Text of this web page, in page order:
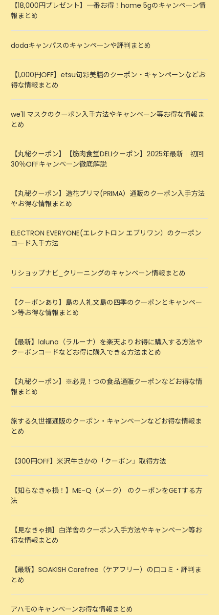
【18,000円プレゼント】一番お得！home 5gのキャンペーン情
報まとめ
dodaキャンパスのキャンペーンや評判まとめ
【1,000円OFF】etsu旬彩美膳のクーポン・キャンペーンなどお
得な情報まとめ
we'll マスクのクーポン入手方法やキャンペーン等お得な情報ま
とめ
【丸秘クーポン】【筋肉食堂DELIクーポン】2025年最新｜初回
30％OFFキャンペーン徹底解説
【丸秘クーポン】造花プリマ(PRIMA）通販のクーポン入手方法
やお得な情報まとめ
ELECTRON EVERYONE(エレクトロン エブリワン）のクーポン
コード入手方法
リショップナビ_クリーニングのキャンペーン情報まとめ
【クーポンあり】島の人礼文島の四季のクーポンとキャンペー
ン等お得な情報まとめ
【最新】laluna（ラルーナ）を楽天よりお得に購入する方法や
クーポンコードなどお得に購入できる方法まとめ
【丸秘クーポン】※必見！つの食品通販クーポンなどお得な情
報まとめ
旅する久世福通販のクーポン・キャンペーンなどお得な情報ま
とめ
【300円OFF】米沢牛さかの「クーポン」取得方法
【知らなきゃ損！】ME-Q（メーク） のクーポンをGETする方
法
【見なきゃ損】白洋舎のクーポン入手方法やキャンペーン等お
得な情報まとめ
【最新】SOAKISH Carefree（ケアフリー）の口コミ・評判ま
とめ
アハモのキャンペーンお得な情報まとめ